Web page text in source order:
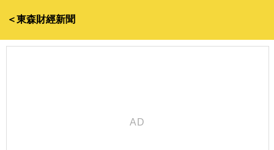
＜東森財經新聞